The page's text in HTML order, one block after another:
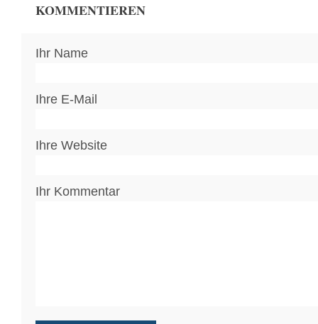
KOMMENTIEREN
Ihr Name
Ihre E-Mail
Ihre Website
Ihr Kommentar